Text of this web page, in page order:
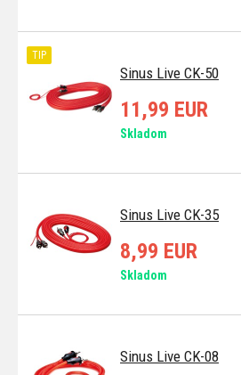
Sinus Live CK-50
TIP
11,99 EUR
Skladom
Sinus Live CK-35
8,99 EUR
Skladom
Sinus Live CK-08